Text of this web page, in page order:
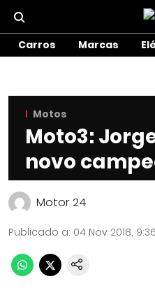
Carros Marcas
Motos
Moto3:
novo
Motor 24
Publicado a: 04 Nov 2018,